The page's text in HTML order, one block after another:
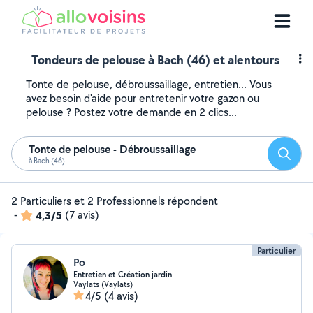
Tondeurs de pelouse à Bach (46) et alentours
Tonte de pelouse, débroussaillage, entretien... Vous
avez besoin d'aide pour entretenir votre gazon ou
pelouse ? Postez votre demande en 2 clics...
Tonte de pelouse - Débroussaillage
à Bach (46)
2 Particuliers et 2 Professionnels répondent
-
4,3/5 (7 avis)
Particulier
Po
Entretien et Création jardin
Vaylats (Vaylats)
4/5 (4 avis)